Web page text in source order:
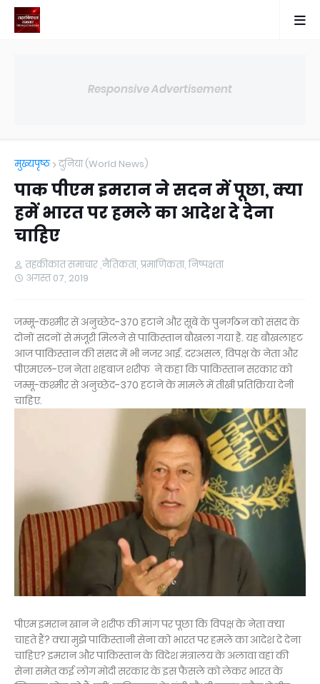
Responsive Advertisement
मुख्यपृष्ठ दुनिया (World News)
पाक पीएम इमरान ने सदन में पूछा, क्या
हमें भारत पर हमले का आदेश दे देना
चाहिए
तहकीकात समाचार ,नैतिकता, प्रमाणिकता, निष्पक्षता
अगस्त 07, 2019
जम्‍मू-कश्‍मीर से अनुच्‍छेद-370 हटाने और सूबे के पुनर्गठन को संसद के
दोनों सदनों से मंजूरी मिलने से पाकिस्‍तान बौखला गया है. यह बौखलाहट
आज पाकिस्‍तान की संसद में भी नजर आई. दरअसल, विपक्ष के नेता और
पीएमएल-एन नेता शहबाज शरीफ ने कहा कि पाकिस्‍तान सरकार को
जम्‍मू-कश्‍मीर से अनुच्‍छेद-370 हटाने के मामले में तीखी प्रतिक्रिया देनी
चाहिए.
पीएम इमरान खान ने शरीफ की मांग पर पूछा कि विपक्ष के नेता क्‍या
चाहते हैं? क्‍या मुझे पाकिस्‍तानी सेना को भारत पर हमले का आदेश दे देना
चाहिए? इमरान और पाकिस्तान के विदेश मंत्रालय के अलावा वहां की
सेना समेत कई लोग मोदी सरकार के इस फैसले को लेकर भारत के